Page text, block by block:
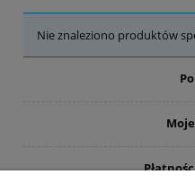
Nie znaleziono produktów